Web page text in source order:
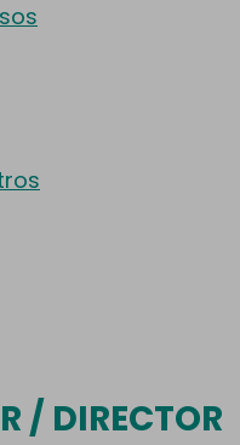
/ DIRECTOR